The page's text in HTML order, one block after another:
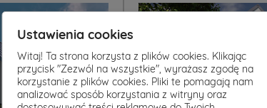
Ustawienia cookies
Witaj! Ta strona korzysta z plików cookies. Klikając
przycisk "Zezwól na wszystkie", wyrażasz zgodę na
korzystanie z plików cookies. Pliki te pomagają nam
analizować sposób korzystania z witryny oraz